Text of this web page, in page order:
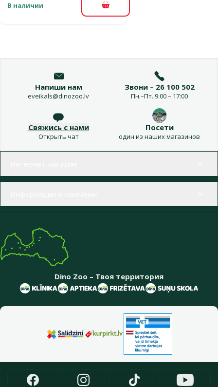
В наличии В корзину
Напиши нам
eveikals@dinozoo.lv
Звони – 26 100 502
Пн.–Пт. 9:00 – 17:00
Свяжись с нами
Открыть чат
Посети
один из наших магазинов
Dino Zoo – Твоя территория